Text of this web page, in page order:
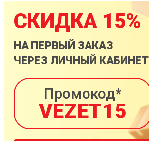
СКИДКА 15%
НА ПЕРВЫЙ ЗАКАЗ
ЧЕРЕЗ ЛИЧНЫЙ КАБИНЕТ
Промокод*
VEZET15